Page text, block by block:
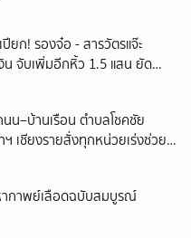
ยก! รองจ๋อ - สารวัตรแจ๊ะ
งิน จับเพิ่มอีกหิ้ว 1.5 แสน ยัด
น–บ้านเรือน ตำบลโชคชัย
เชียงรายสั่งทุกหน่วยเร่งช่วย
ากาพย์เลือดฉบับสมบูรณ์